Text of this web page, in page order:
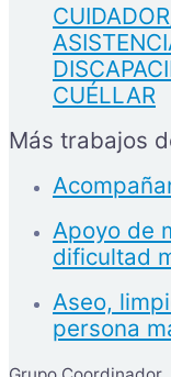
CUÉLLAR
Más trabajos
Apoyo de
dificultad
Aseo,
persona